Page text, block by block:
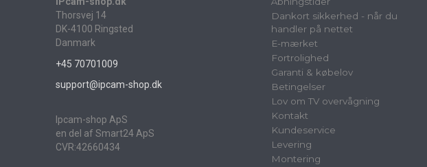
Thorsvej 14
DK-4100 Ringsted
Danmark
+45 70701009
support@ipcam-shop.dk
Ipcam-shop ApS
en del af Smart24 ApS
CVR:42660434
Dankort sikkerhed - når du
handler på nettet
E-mærket
Fortrolighed
Garanti & købelov
Betingelser
Lov om TV overvågning
Kontakt
Kundeservice
Levering
Montering